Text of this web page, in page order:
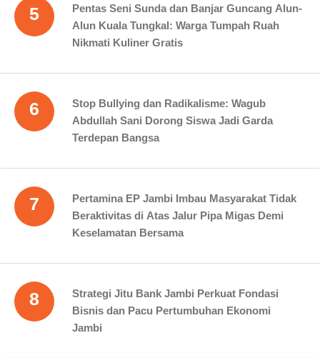
5
Pentas Seni Sunda dan Banjar Guncang Alun-
Alun Kuala Tungkal: Warga Tumpah Ruah
Nikmati Kuliner Gratis
6
Stop Bullying dan Radikalisme: Wagub
Abdullah Sani Dorong Siswa Jadi Garda
Terdepan Bangsa
7
Pertamina EP Jambi Imbau Masyarakat Tidak
Beraktivitas di Atas Jalur Pipa Migas Demi
Keselamatan Bersama
8
Strategi Jitu Bank Jambi Perkuat Fondasi
Bisnis dan Pacu Pertumbuhan Ekonomi
Jambi